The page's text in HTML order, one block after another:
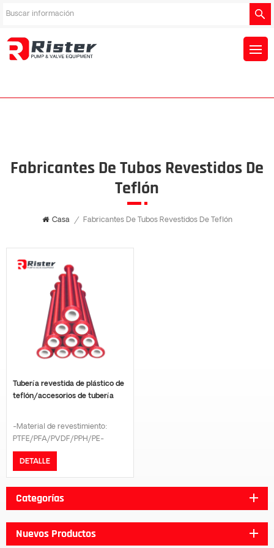
Fabricantes De Tubos Revestidos De
Teflón
Casa / Fabricantes De Tubos Revestidos De Teflón
Tubería revestida de plástico de
teflón/accesorios de tubería
-Material de revestimiento:
PTFE/PFA/PVDF/PPH/PE-
Modelo de conexión: Brida-
Estándar de brida:GB/DIN/ANSI
B16.5/JIS 10K-Grado de presión:
PN16/PN10-La longitud se puede
personalizar según la petición del
DETALLE
Categorías
Nuevos Productos